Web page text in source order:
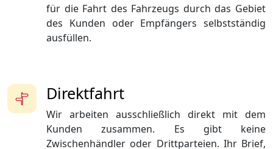
für die Fahrt des Fahrzeugs durch das Gebiet
des Kunden oder Empfängers selbstständig
ausfüllen.
Direktfahrt
Wir arbeiten ausschließlich direkt mit dem
Kunden zusammen. Es gibt keine
Zwischenhändler oder Drittparteien. Ihr Brief,